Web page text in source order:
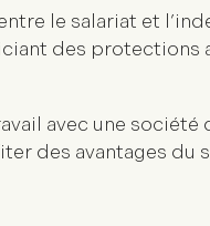
le salariat et
des protections
avec une société
des avantages du